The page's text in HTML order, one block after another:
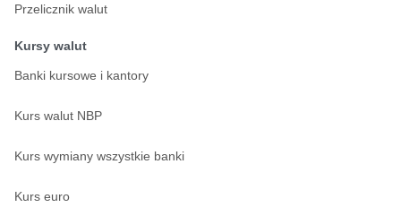
Przelicznik walut
Kursy walut
Banki kursowe i kantory
Kurs walut NBP
Kurs wymiany wszystkie banki
Kurs euro